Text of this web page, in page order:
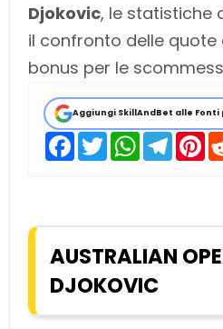
Djokovic, le statistiche
il confronto delle quote
bonus per le
Aggiungi SkillAndBet alle
F
a
c
e
o
T
w
i
t
r
W
h
a
t
p
T
e
l
e
a
P
i
n
t
e
t
AUSTRALIAN
DJOKOVIC